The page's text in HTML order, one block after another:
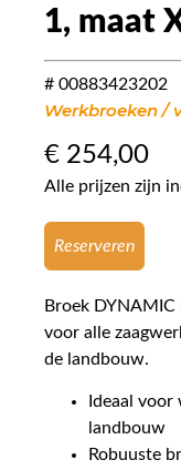
1, maat
# 00883423202
Werkbroeken /
€ 254,00
Alle prijzen zijn
Reserveren
Broek DYNAMIC
voor alle
de landbouw.
Ideaal
landbouw
Robuuste